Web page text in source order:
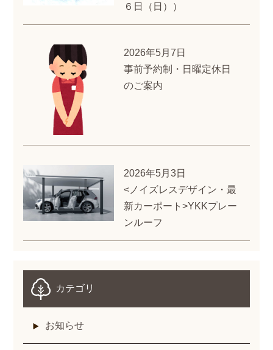
６日（日））
2026年5月7日
事前予約制・日曜定休日
のご案内
2026年5月3日
<ノイズレスデザイン・最
新カーポート>YKKプレー
ンルーフ
カテゴリ
お知らせ